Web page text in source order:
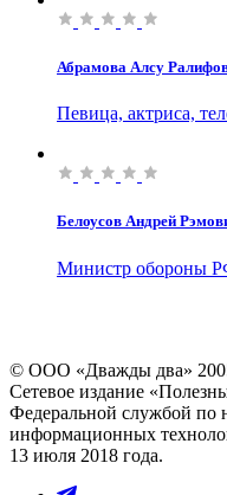
Абрамова Алсу
Певица, актриса,
Белоусов Андрей
Министр обороны
© ООО «Дважды два»
Сетевое издание
Федеральной службой по
информационных
13 июля 2018 года.